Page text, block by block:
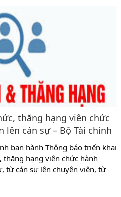
thăng hạng viên chức
cán sự – Bộ Tài chính
ban hành Thông báo triển khai
hạng viên chức hành
từ cán sự lên chuyên viên, từ
từ kỹ thuật viên bảo quản
quản. Theo đó, danh sách đủ...